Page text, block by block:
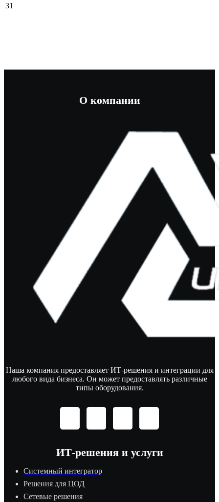
31
О компании
Наша компания предоставляет ИТ-решения и интеграции для
любого вида бизнеса. Он может предоставлять различные
типы оборудования.
ИТ-решения и услуги
Системный интегратор
Решения для ЦОД
Сетевые решения